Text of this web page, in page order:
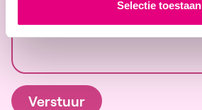
Selectie toestaan
Verstuur